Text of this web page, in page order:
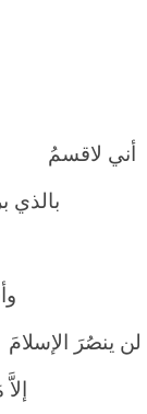
دوما
أني لاقسمُ
بالذي برأ
من
وأقام
لن ينصُرَ الإسلامَ
إلاَّ مَنْ